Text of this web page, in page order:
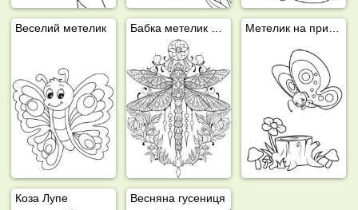
Веселий метелик
Коза Лупе Весняна гусениця